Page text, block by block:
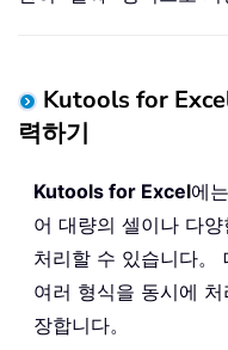
Kutools for
력하기
Kutools for Excel에는
어 대량의 셀이나 다
처리할 수 있습니다。
여러 형식을 동시에
장합니다。